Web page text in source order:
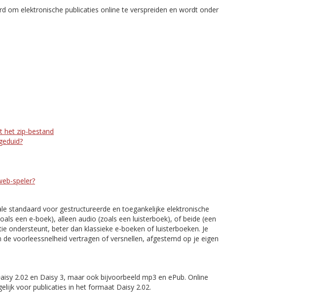
om elektronische publicaties online te verspreiden en wordt onder
het zip-bestand
speler?
standaard voor gestructureerde en toegankelijke elektronische
een e-boek), alleen audio (zoals een luisterboek), of beide (een
ondersteunt, beter dan klassieke e-boeken of luisterboeken. Je
voorleessnelheid vertragen of versnellen, afgestemd op je eigen
2.02 en Daisy 3, maar ook bijvoorbeeld mp3 en ePub. Online
voor publicaties in het formaat Daisy 2.02.